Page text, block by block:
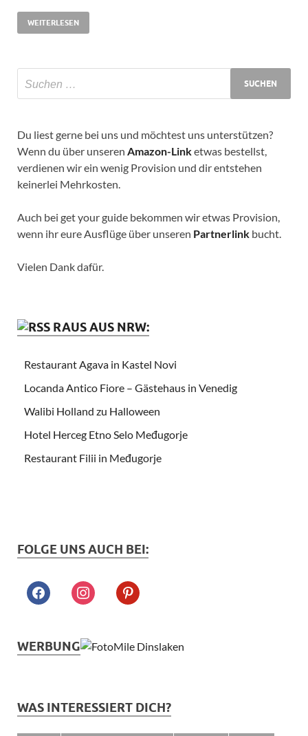
WEITERLESEN
Du liest gerne bei uns und möchtest uns unterstützen?
Wenn du über unseren Amazon-Linketwas bestellst,
verdienen wir ein wenig Provision und dir entstehen
keinerlei Mehrkosten.
Auch bei get your guide bekommen wir etwas Provision,
wenn ihr eure Ausflüge über unseren Partnerlink bucht.
Vielen Dank dafür.
RAUS AUS NRW:
Restaurant Agava in Kastel Novi
Locanda Antico Fiore – Gästehaus in Venedig
Walibi Holland zu Halloween
Hotel Herceg Etno Selo Međugorje
Restaurant Filii in Međugorje
FOLGE UNS AUCH BEI:
WERBUNG
WAS INTERESSIERT DICH?